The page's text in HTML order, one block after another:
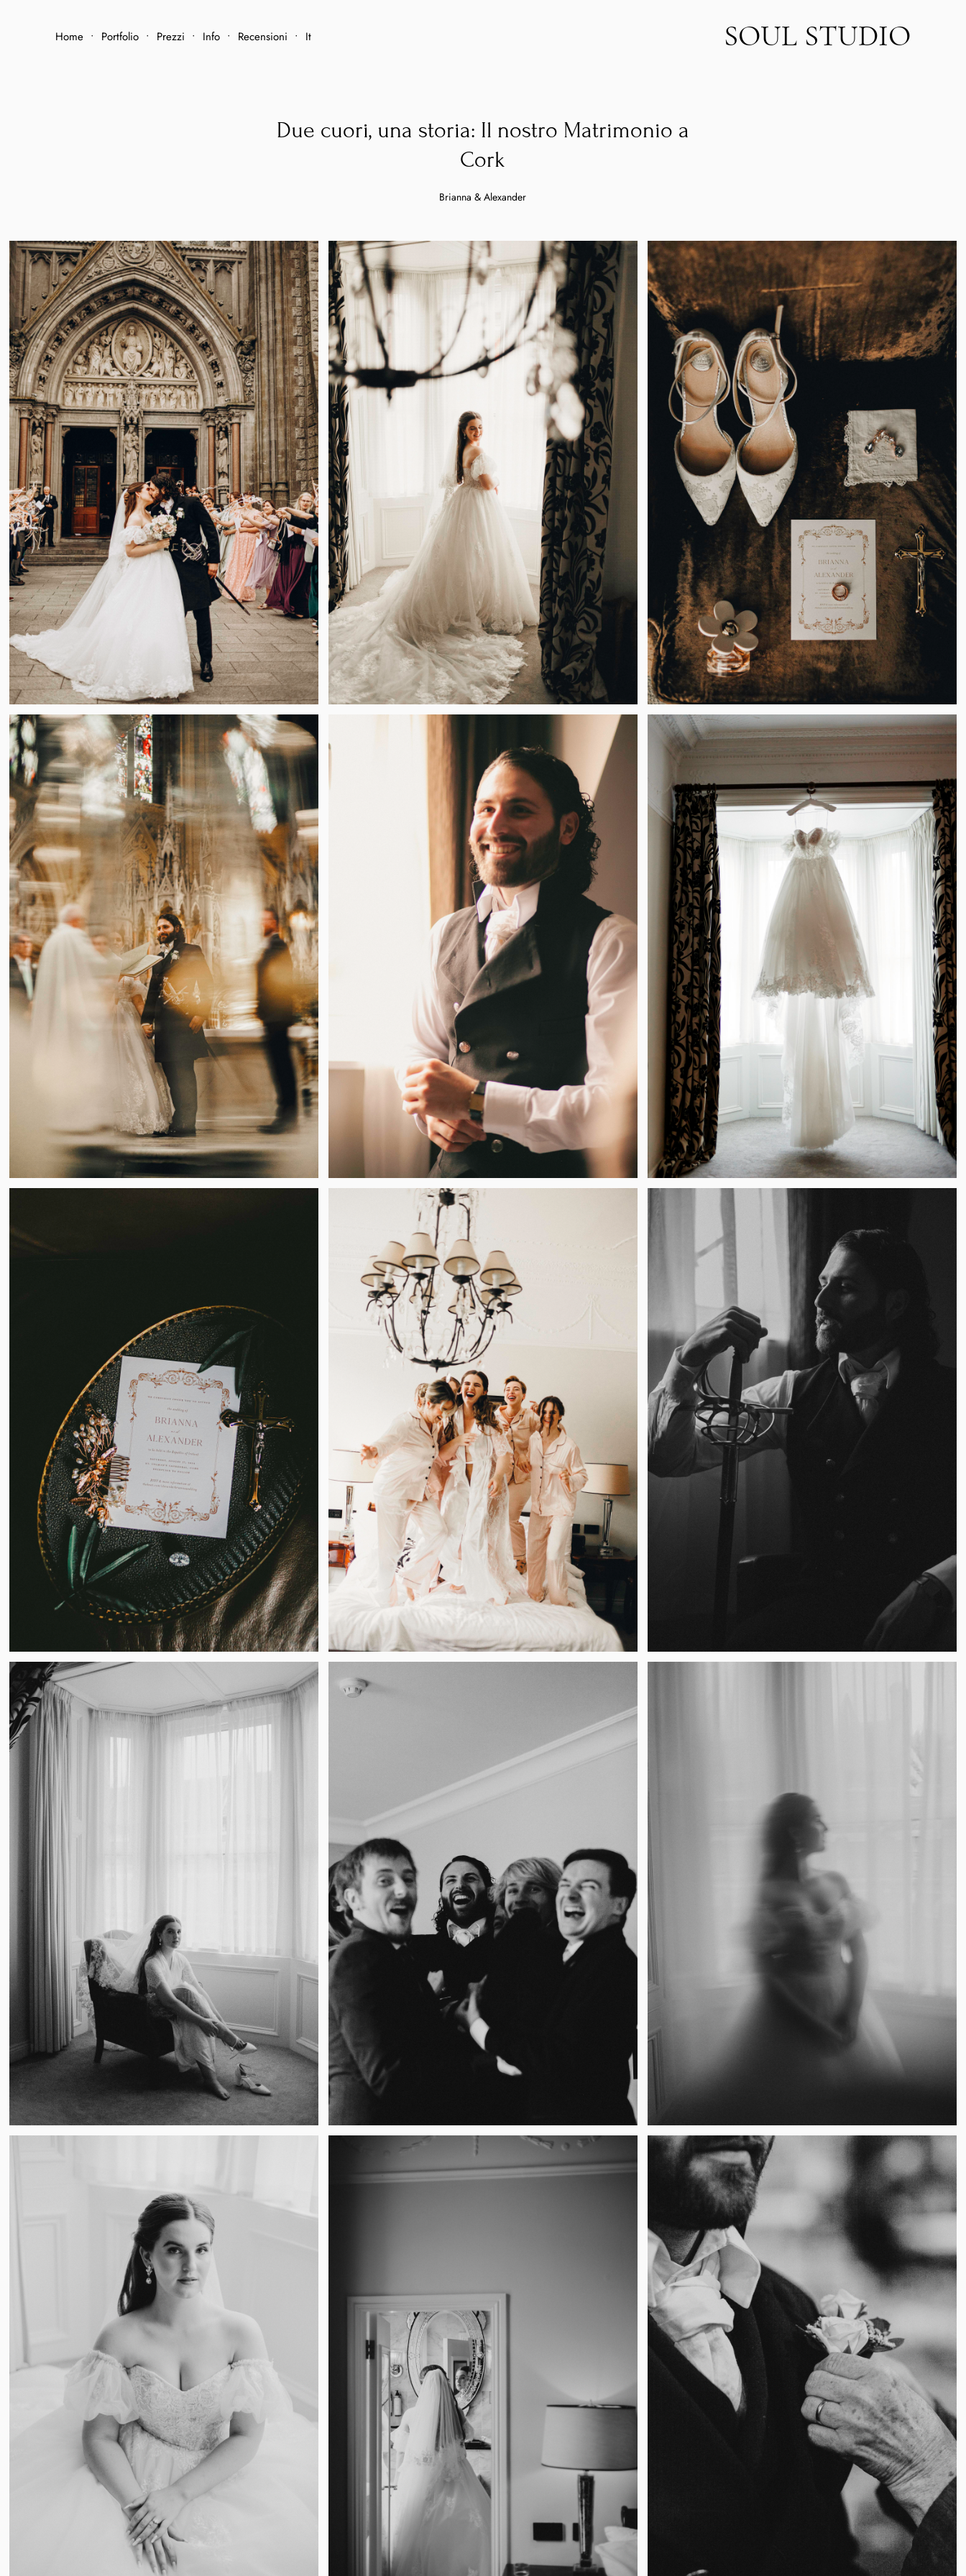
SOUL STUDIO
Home • Portfolio • Prezzi • Info • Recensioni • It
Due cuori, una storia: Il nostro Matrimonio a
Cork
Brianna & Alexander